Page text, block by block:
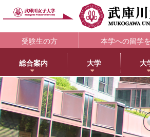
受験生の方 本学への留学
総合案内
理念・歴史
教育理念
学院長メッセージ
学長メッセージ
大学
大学
日本語日本文学科
歴史文化学科
英語グローバル学科
大
大学院・専攻科
大学院NEWS・EVENTS
教育学専攻
健康・スポーツ科学専攻
学生支援部署
教務部
学生部
国際センター
キャリア支援
キャリアセンター
薬学部学生の就職支援
内定先輩アドバイザーの声
研究所
教育総合研究所
健康科学総合研究所
女性活躍総合研究所
アメリカ分校で学ぶ
アメリカ分校（English）
留学プログラム
日本文化センター
附属図書館
利用案内
蔵書検索
マイライブラリ